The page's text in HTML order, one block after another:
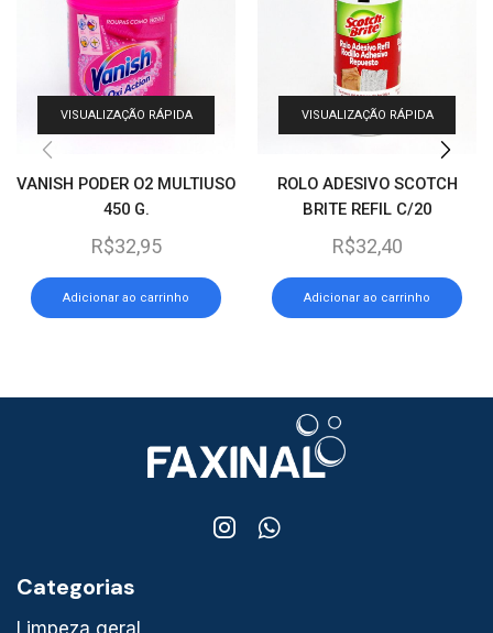
VISUALIZAÇÃO RÁPIDA
VANISH PODER O2 MULTIUSO
450 G.
R$32,95
Adicionar ao carrinho
VISUALIZAÇÃO RÁPIDA
ROLO ADESIVO SCOTCH
BRITE REFIL C/20
R$32,40
Adicionar ao carrinho
Categorias
Limpeza geral